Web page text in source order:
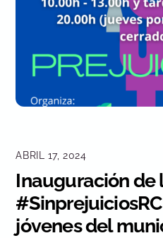
ABRIL 17, 2024
Inauguración de
jóvenes del